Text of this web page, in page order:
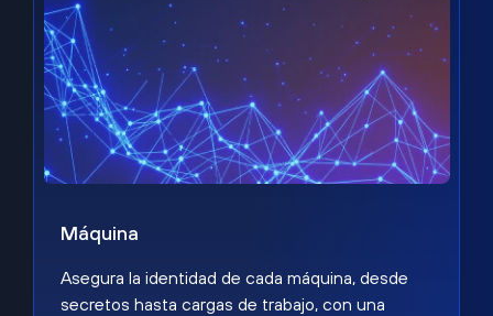
Máquina
Asegura la identidad de cada máquina, desde
secretos hasta cargas de trabajo, con una